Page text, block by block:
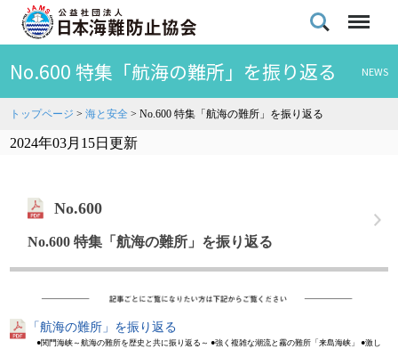
No.600 特集「航海の難所」を振り返る NEWS
トップページ >海と安全 >No.600 特集「航海の難所」を振り返る
2024年03月15日更新
No.600
No.600 特集「航海の難所」を振り返る
「航海の難所」を振り返る
●関門海峡～航海の難所を歴史と共に振り返る～ ●強く複雑な潮流と霧の難所「来島海峡」 ●激し